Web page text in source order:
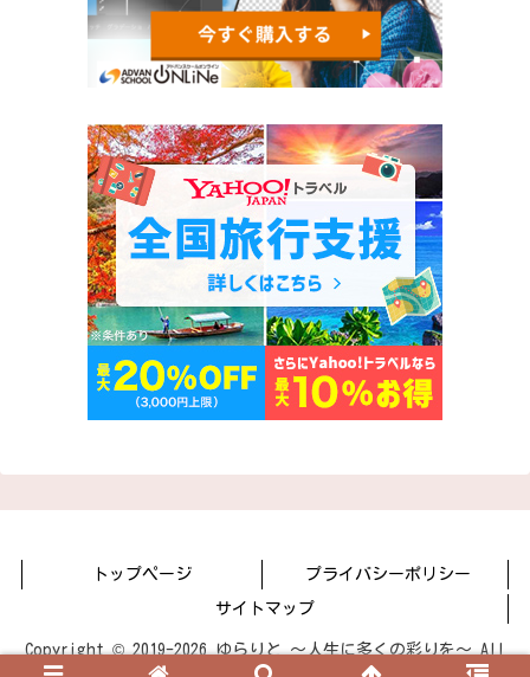
トップページ プライバシーポリシー
サイトマップ
Copyright © 2019-2026 ゆらりと 〜人生に多くの彩りを〜 All